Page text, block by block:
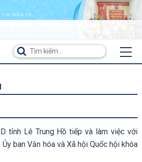
TIN ĐIỆN TỬ
tỉnh Lê Trung Hồ tiếp và làm việc với
ban Văn hóa và Xã hội Quốc hội khóa